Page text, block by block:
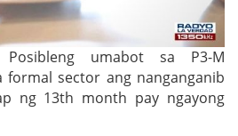
Posibleng umabot sa P3-M
formal sector ang nanganganib
ng 13th month pay ngayong